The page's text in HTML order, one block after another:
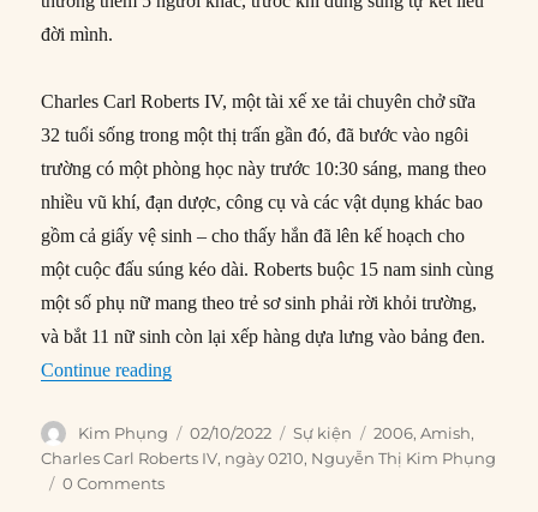
đời mình.
Charles Carl Roberts IV, một tài xế xe tải chuyên chở sữa
32 tuổi sống trong một thị trấn gần đó, đã bước vào ngôi
trường có một phòng học này trước 10:30 sáng, mang theo
nhiều vũ khí, đạn dược, công cụ và các vật dụng khác bao
gồm cả giấy vệ sinh – cho thấy hắn đã lên kế hoạch cho
một cuộc đấu súng kéo dài. Roberts buộc 15 nam sinh cùng
một số phụ nữ mang theo trẻ sơ sinh phải rời khỏi trường,
và bắt 11 nữ sinh còn lại xếp hàng dựa lưng vào bảng đen.
Continue reading“02/10/2006: Xả súng tại một trường học của
Author
Kim Phụng
Posted
on
02/10/2022 Categories
Sự kiện Tags
2006,Amish,
Charles Carl Roberts IV, ngày 0210, Nguyễn Thị Kim Phụng
0 Comments